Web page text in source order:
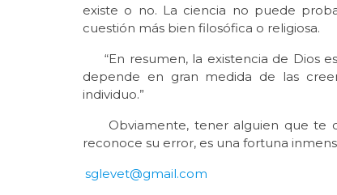
existe o no. La ciencia no puede
cuestión más bien filosófica o religiosa.
“En resumen, la existencia de Dios
depende en gran medida de las
individuo.”
Obviamente, tener alguien que te
reconoce su error, es una fortuna
sglevet@gmail.com